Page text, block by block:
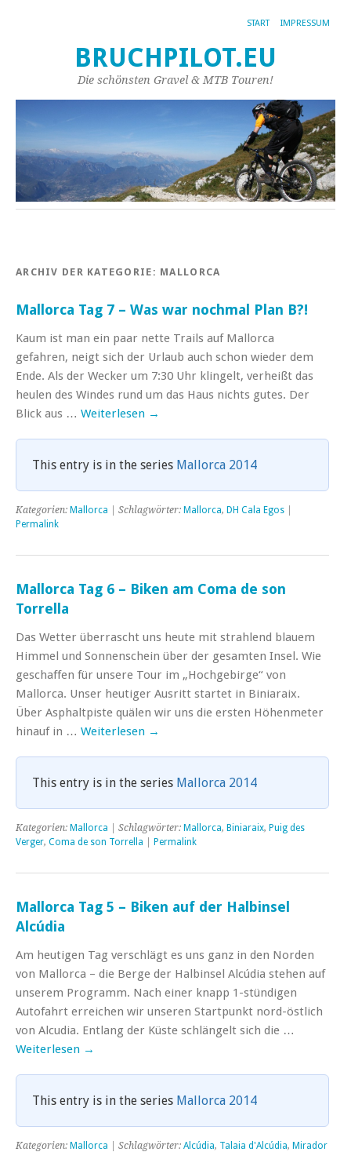
START IMPRESSUM
BRUCHPILOT.EU
Die schönsten Gravel & MTB Touren!
ARCHIV DER KATEGORIE: MALLORCA
Mallorca Tag 7 – Was war nochmal Plan B?!
Kaum ist man ein paar nette Trails auf Mallorca
gefahren, neigt sich der Urlaub auch schon wieder dem
Ende. Als der Wecker um 7:30 Uhr klingelt, verheißt das
heulen des Windes rund um das Haus nichts gutes. Der
Blick aus … Weiterlesen →
This entry is in the series Mallorca 2014
Kategorien: Mallorca | Schlagwörter: Mallorca, DH Cala Egos
Permalink
Mallorca Tag 6 – Biken am Coma de son
Torrella
Das Wetter überrascht uns heute mit strahlend blauem
Himmel und Sonnenschein über der gesamten Insel. Wie
geschaffen für unsere Tour im „Hochgebirge“ von
Mallorca. Unser heutiger Ausritt startet in Biniaraix.
Über Asphaltpiste quälen wir uns die ersten Höhenmeter
hinauf in … Weiterlesen →
This entry is in the series Mallorca 2014
Kategorien: Mallorca | Schlagwörter: Mallorca, Biniaraix, Puig des
Verger, Coma de son Torrella Permalink
Mallorca Tag 5 – Biken auf der Halbinsel
Alcúdia
Am heutigen Tag verschlägt es uns ganz in den Norden
von Mallorca – die Berge der Halbinsel Alcúdia stehen auf
unserem Programm. Nach einer knapp 1-stündigen
Autofahrt erreichen wir unseren Startpunkt nord-östlich
von Alcudia. Entlang der Küste schlängelt sich die …
Weiterlesen →
This entry is in the series Mallorca 2014
Kategorien: Mallorca | Schlagwörter: Alcúdia, Talaia d'Alcúdia, Mirador